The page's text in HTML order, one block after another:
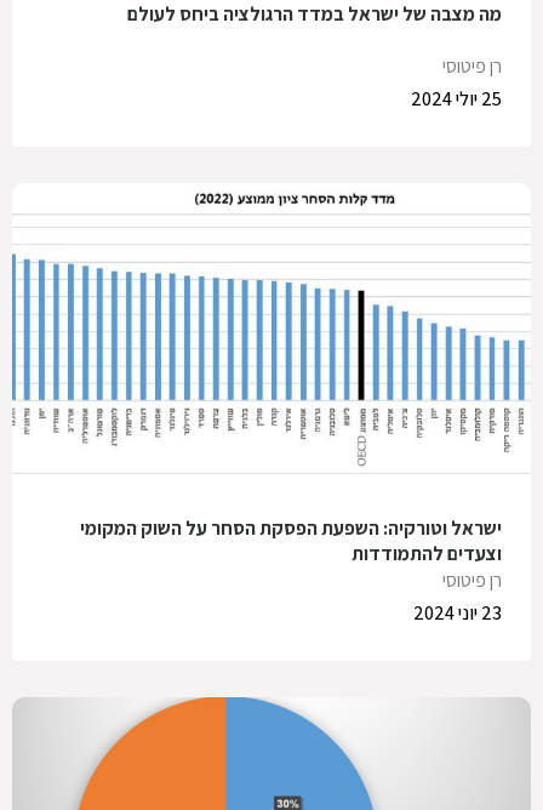
מה מצבה של ישראל במדד הרגולציה ביחס לעולם
רן פיטוסי
25 יולי 2024
ישראל וטורקיה: השפעת הפסקת הסחר על השוק המקומי
וצעדים להתמודדות
רן פיטוסי
23 יוני 2024